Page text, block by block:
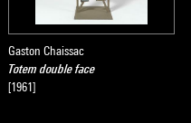
Gaston Chaissac
Totem double face
[1961]